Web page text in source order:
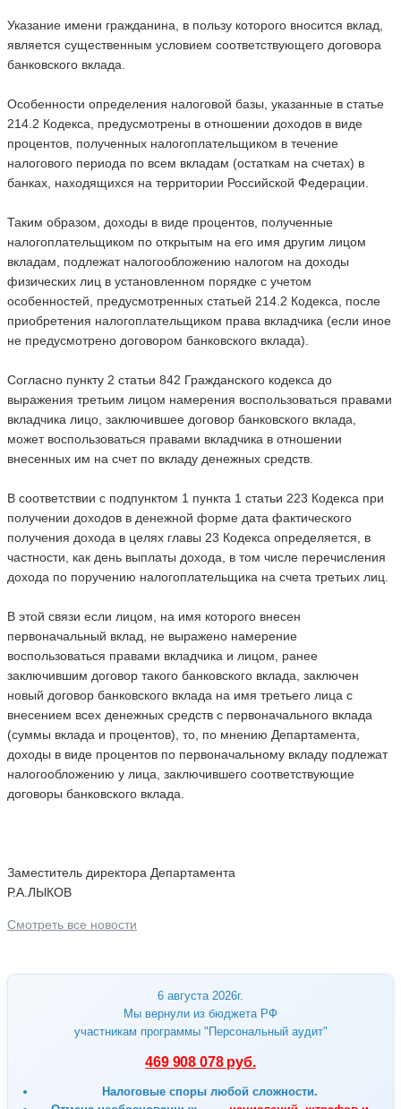
6 августа 2026г.
Мы вернули из бюджета РФ
участникам программы "Персональный аудит"
469 908 078 руб.
Налоговые споры любой сложности.
Указание имени гражданина, в пользу которого вносится вклад,
является существенным условием соответствующего договора
банковского вклада.
Особенности определения налоговой базы, указанные в статье
214.2 Кодекса, предусмотрены в отношении доходов в виде
процентов, полученных налогоплательщиком в течение
налогового периода по всем вкладам (остаткам на счетах) в
банках, находящихся на территории Российской Федерации.
Таким образом, доходы в виде процентов, полученные
налогоплательщиком по открытым на его имя другим лицом
вкладам, подлежат налогообложению налогом на доходы
физических лиц в установленном порядке с учетом
особенностей, предусмотренных статьей 214.2 Кодекса, после
приобретения налогоплательщиком права вкладчика (если иное
не предусмотрено договором банковского вклада).
Согласно пункту 2 статьи 842 Гражданского кодекса до
выражения третьим лицом намерения воспользоваться правами
вкладчика лицо, заключившее договор банковского вклада,
может воспользоваться правами вкладчика в отношении
внесенных им на счет по вкладу денежных средств.
В соответствии с подпунктом 1 пункта 1 статьи 223 Кодекса при
получении доходов в денежной форме дата фактического
получения дохода в целях главы 23 Кодекса определяется, в
частности, как день выплаты дохода, в том числе перечисления
дохода по поручению налогоплательщика на счета третьих лиц.
В этой связи если лицом, на имя которого внесен
первоначальный вклад, не выражено намерение
воспользоваться правами вкладчика и лицом, ранее
заключившим договор такого банковского вклада, заключен
новый договор банковского вклада на имя третьего лица с
внесением всех денежных средств с первоначального вклада
(суммы вклада и процентов), то, по мнению Департамента,
доходы в виде процентов по первоначальному вкладу подлежат
налогообложению у лица, заключившего соответствующие
договоры банковского вклада.
Заместитель директора Департамента
Р.А.ЛЫКОВ
Смотреть все новости